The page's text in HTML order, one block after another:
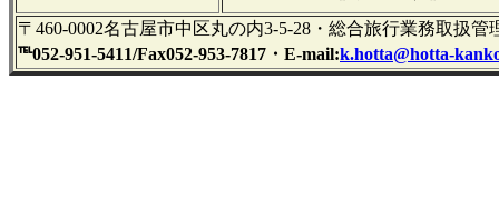
〒460-0002名古屋市中区丸の内3-5-28・総合旅行業務取
℡052-951-5411/Fax052-953-7817・ E-mail:k.hotta@hotta-